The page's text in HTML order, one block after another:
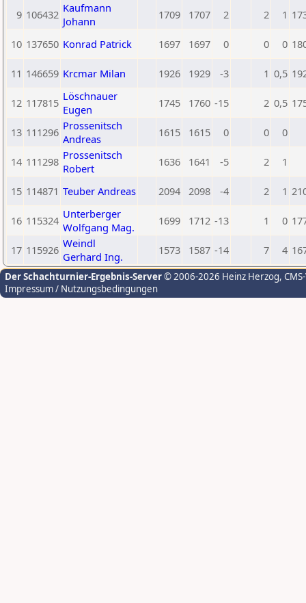
9 106432 Kaufmann
Johann
1709 1707 2 2 1
10 137650 Konrad Patrick 1697 1697 0 0 0
11 146659 Krcmar Milan 1926 1929 -3 1 0,5
12 117815 Löschnauer
Eugen
1745 1760 -15 2 0,5
13 111296 Prossenitsch
Andreas
1615 1615 0 0 0
14 111298 Prossenitsch
Robert
1636 1641 -5 2 1
15 114871 Teuber Andreas 2094 2098 -4 2 1
16 115324 Unterberger
Wolfgang Mag.
1699 1712 -13 1 0
17 115926 Weindl
Gerhard Ing.
1573 1587 -14 7 4
Der Schachturnier-Ergebnis-Server© 2006-2026 Heinz Herzog,
Impressum / Nutzungsbedingungen